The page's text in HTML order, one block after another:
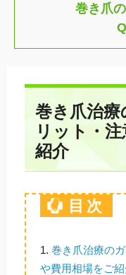
巻き爪
巻き爪治療
リット・
紹介
目次
1. 巻き爪治療の
や費用相場をご紹